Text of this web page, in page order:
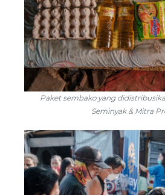
Paket sembako yang
Seminyak & Mitra